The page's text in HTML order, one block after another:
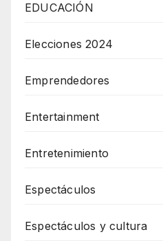
EDUCACIÓN
Elecciones 2024
Emprendedores
Entertainment
Entretenimiento
Espectáculos
Espectáculos y cultura